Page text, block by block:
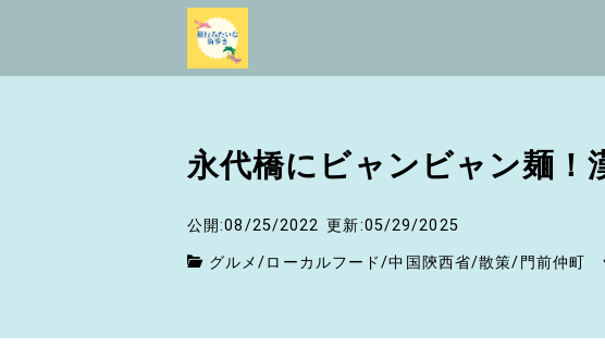
永代橋にビャンビャン麺！
公開:08/25/2022 更新:05/29/2025
グルメ/ローカルフード/中国陝西省/散策/ 門前仲町